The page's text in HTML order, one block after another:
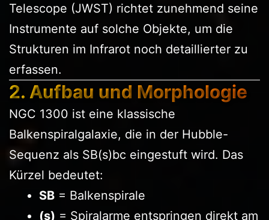
Telescope (JWST) richtet zunehmend seine
Instrumente auf solche Objekte, um die
Strukturen im Infrarot noch detaillierter zu
erfassen.
2. Aufbau und Morphologie
NGC 1300 ist eine klassische
Balkenspiralgalaxie, die in der Hubble-
Sequenz als SB(s)bc eingestuft wird. Das
Kürzel bedeutet:
SB = Balkenspirale
(s) = Spiralarme entspringen direkt am